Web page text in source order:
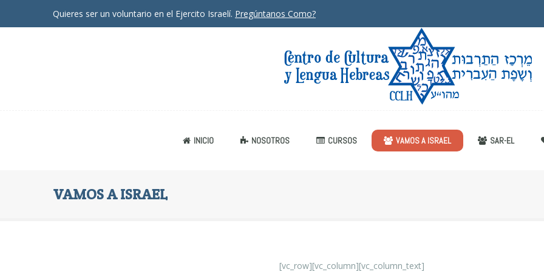
Quieres ser un voluntario en el Ejercito Israelí. Pregúntanos Como?
INICIO NOSOTROS CURSOS VAMOS A ISRAEL SAR-EL
VAMOS A ISRAEL
[vc_row][vc_column][vc_column_text]